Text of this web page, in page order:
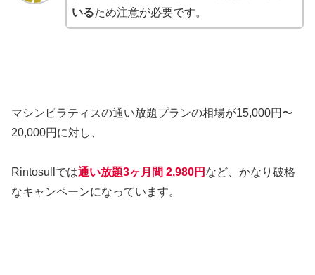
いるため注意が必要です。
マシンピラティスの通い放題プランの相場が15,000円〜
20,000円に対し、
Rintosullでは通い放題3ヶ月間 2,980円 など、かなり破格
なキャンペーンになっています。